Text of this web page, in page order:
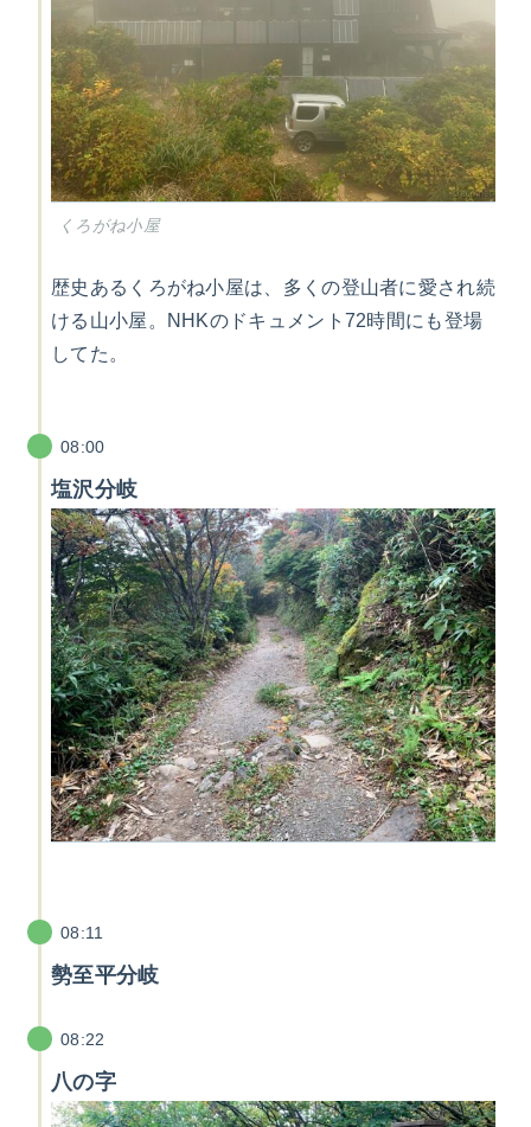
くろがね小屋
歴史あるくろがね小屋は、多くの登山者に愛され続
ける山小屋。NHKのドキュメント72時間にも登場
してた。
08:00
塩沢分岐
08:11
勢至平分岐
08:22
八の字